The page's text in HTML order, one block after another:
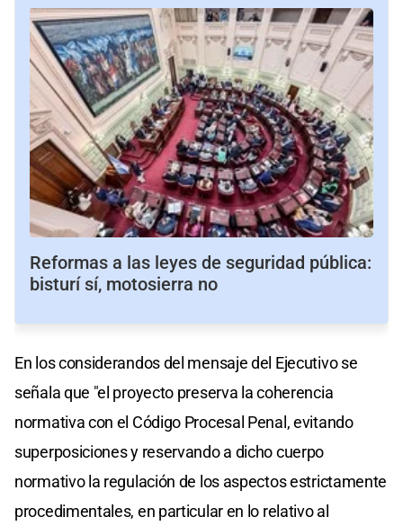
Reformas a las leyes de seguridad pública:
bisturí sí, motosierra no
En los considerandos del mensaje del Ejecutivo se
señala que "el proyecto preserva la coherencia
normativa con el Código Procesal Penal, evitando
superposiciones y reservando a dicho cuerpo
normativo la regulación de los aspectos estrictamente
procedimentales, en particular en lo relativo al